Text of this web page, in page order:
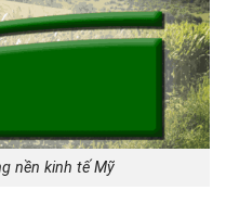
nền kinh tế Mỹ